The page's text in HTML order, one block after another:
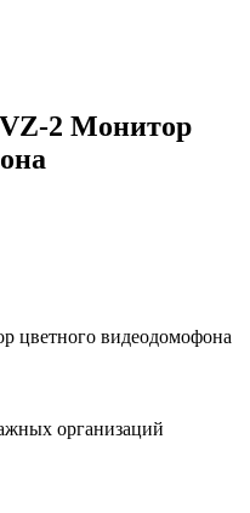
2 Монитор
цветного видеодомофона
организаций